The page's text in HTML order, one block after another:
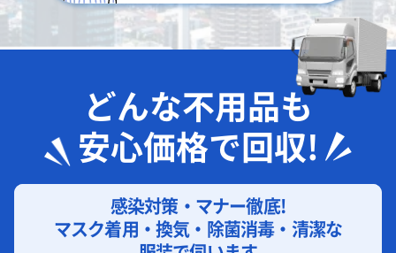
どんな不用品も
安心価格で回収!
感染対策・マナー徹底!
マスク着用・換気・除菌消毒・清潔な